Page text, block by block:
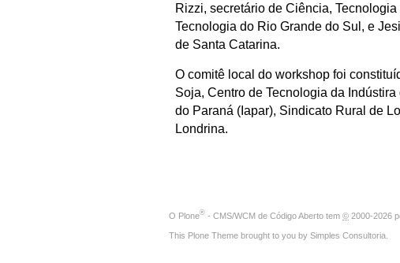
Rizzi, secretário de Ciência,
Tecnologia do Rio Grande do Sul, e
de Santa Catarina.
O comitê local do workshop foi
Soja, Centro de Tecnologia da
do Paraná (Iapar), Sindicato Rural de
Londrina.
O Plone® - CMS/WCM de Código Aberto tem © 2000-2026
This Plone Theme brought to you by Simples Consultoria